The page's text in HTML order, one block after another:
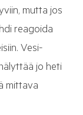
mutta jos
reagoida
Vesi-
jo heti
mittava